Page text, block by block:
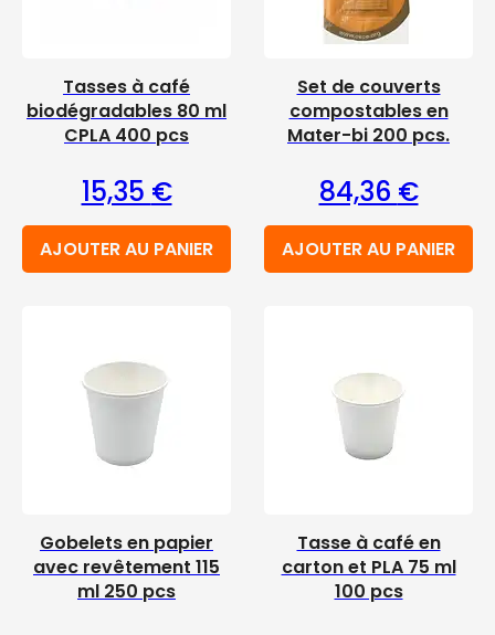
Tasses à café
biodégradables 80 ml
CPLA 400 pcs
15,35 €
AJOUTER AU PANIER
Set de couverts
compostables en
Mater-bi 200 pcs.
84,36 €
AJOUTER AU PANIER
Gobelets en papier
avec revêtement 115
ml 250 pcs
Tasse à café en
carton et PLA 75 ml
100 pcs